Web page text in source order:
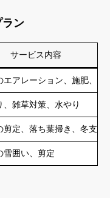
ラン
サービス内容
エアレーション、施肥、花
、雑草対策、水やり
剪定、落ち葉掃き、冬支度
雪囲い、剪定